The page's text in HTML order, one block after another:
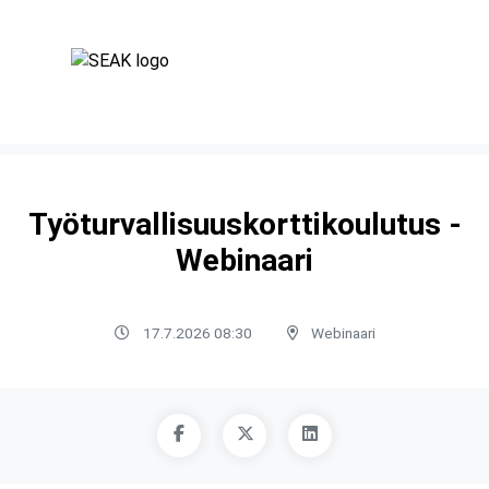
Työturvallisuuskorttikoulutus -
Webinaari
17.7.2026 08:30 Webinaari